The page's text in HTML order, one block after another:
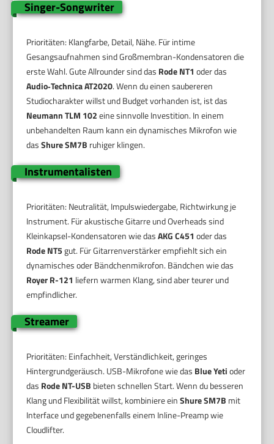
Singer-Songwriter
Prioritäten: Klangfarbe, Detail, Nähe. Für intime
Gesangsaufnahmen sind Großmembran-Kondensatoren die
erste Wahl. Gute Allrounder sind das Rode NT1 oder das
Audio‑Technica AT2020. Wenn du einen saubereren
Studiocharakter willst und Budget vorhanden ist, ist das
Neumann TLM 102eine sinnvolle Investition. In einem
unbehandelten Raum kann ein dynamisches Mikrofon wie
dasShure SM7B ruhiger klingen.
Instrumentalisten
Prioritäten: Neutralität, Impulswiedergabe, Richtwirkung je
Instrument. Für akustische Gitarre und Overheads sind
Kleinkapsel-Kondensatoren wie dasAKG C451 oder das
Rode NT5gut. Für Gitarrenverstärker empfiehlt sich ein
dynamisches oder Bändchenmikrofon. Bändchen wie das
Royer R-121 liefern warmen Klang, sind aber teurer und
empfindlicher.
Streamer
Prioritäten: Einfachheit, Verständlichkeit, geringes
Hintergrundgeräusch. USB-Mikrofone wie das Blue Yetioder
das Rode NT-USB bieten schnellen Start. Wenn du besseren
Klang und Flexibilität willst, kombiniere einShure SM7B mit
Interface und gegebenenfalls einem Inline-Preamp wie
Cloudlifter.